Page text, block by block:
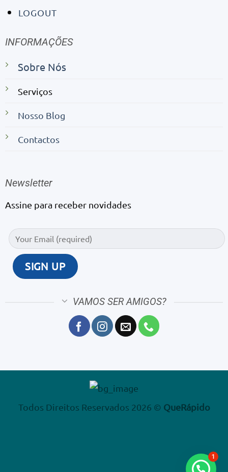
LOGOUT
INFORMAÇÕES
Sobre Nós
Serviços
Nosso Blog
Contactos
Newsletter
Assine para receber novidades
VAMOS SER AMIGOS?
Todos Direitos Reservados 2026 © QueRápido
1